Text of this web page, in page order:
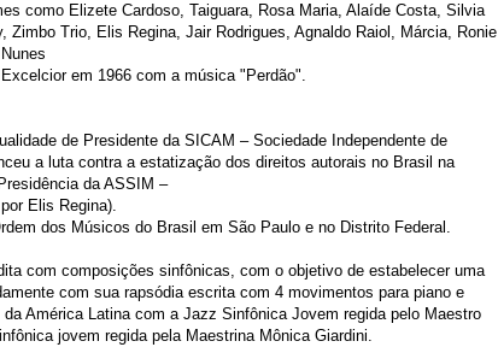
como Elizete Cardoso, Taiguara, Rosa Maria, Alaíde Costa, Silvia
Zimbo Trio, Elis Regina, Jair Rodrigues, Agnaldo Raiol, Márcia, Ronie
em 1966 com a música "Perdão".
de Presidente da SICAM – Sociedade Independente de
a luta contra a estatização dos direitos autorais no Brasil na
da ASSIM –
Elis Regina).
dos Músicos do Brasil em São Paulo e no Distrito Federal.
com composições sinfônicas, com o objetivo de estabelecer uma
com sua rapsódia escrita com 4 movimentos para piano e
América Latina com a Jazz Sinfônica Jovem regida pelo Maestro
jovem regida pela Maestrina Mônica Giardini.